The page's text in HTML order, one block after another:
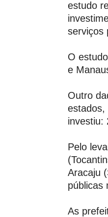
estudo
serviços
O
e
Outro
estados,
investiu:
Pelo
Aracaju
públicas
As